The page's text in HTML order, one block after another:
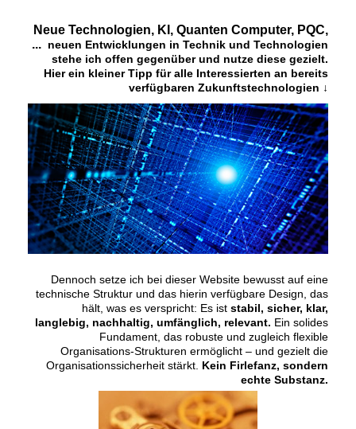
Neue Technologien, KI, Quanten Computer, PQC,
... neuen Entwicklungen in Technik und Technologien
stehe ich offen gegenüber und nutze diese gezielt.
Hier ein kleiner Tipp für alle Interessierten an bereits
verfügbaren Zukunftstechnologien ↓
Dennoch setze ich bei dieser Website bewusst auf eine
technische Struktur und das hierin verfügbare Design, das
hält, was es verspricht: Es ist stabil, sicher, klar,
langlebig, nachhaltig, umfänglich, relevant. Ein solides
Fundament, das robuste und zugleich flexible
Organisations-Strukturen ermöglicht – und gezielt die
Organisationssicherheit stärkt. Kein Firlefanz, sondern
echte Substanz.